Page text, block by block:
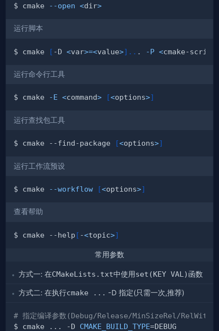
$ cmake --open <dir>
运行脚本
$ cmake [ -D <var>=<value>] .. . -P <cmake-
运行命令行工具
$ cmake -E <command> [<options>]
运行查找包工具
$ cmake --find-package [<options>]
运行工作流预设
$ cmake --workflow [<options>]
查看帮助
$ cmake --help [ -<topic>]
常用参数
方式一: 在CMakeLists.txt中使用set(KEY VAL) 函数
方式二: 在执行cmake ... -D 指定(只需一次,推荐)
# 指定编译参数(Debug/Release/MinSizeRel/
$ cmake ... -D CMAKE_BUILD_TYPE